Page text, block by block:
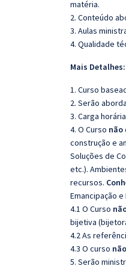
matéria.
2. Conteúdo
3. Aulas
4. Qualidade
Mais Detalhes:
1. Curso
2. Serão
3. Carga
4. O Curso não
construção e
Soluções de
etc.).
recursos.
Emancipação
4.1 O Curso
bijetiva
4.2 As
4.3 O curso não
5. Serão